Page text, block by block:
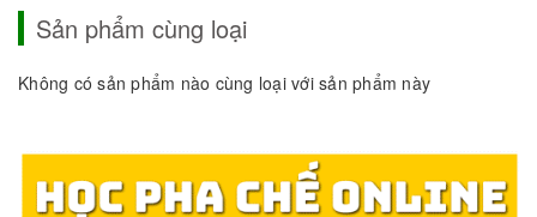
Sản phẩm cùng loại
Không có sản phẩm nào cùng loại với sản phẩm này